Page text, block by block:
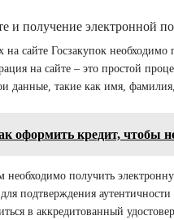
и получение электронной
на сайте Госзакупок
на сайте ‒ это простой
данные, такие как имя,
оформить кредит, чтобы
необходимо получить
для подтверждения
в аккредитованный